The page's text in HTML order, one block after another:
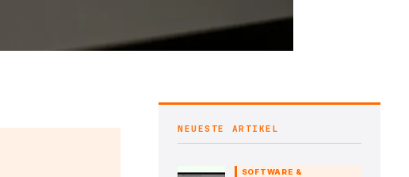
NEUESTE ARTIKEL
SOFTWARE &